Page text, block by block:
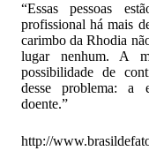
“Essas pessoas
profissional há mais
carimbo da Rhodia
lugar nenhum. A
possibilidade de
desse problema: a
doente.”
http://